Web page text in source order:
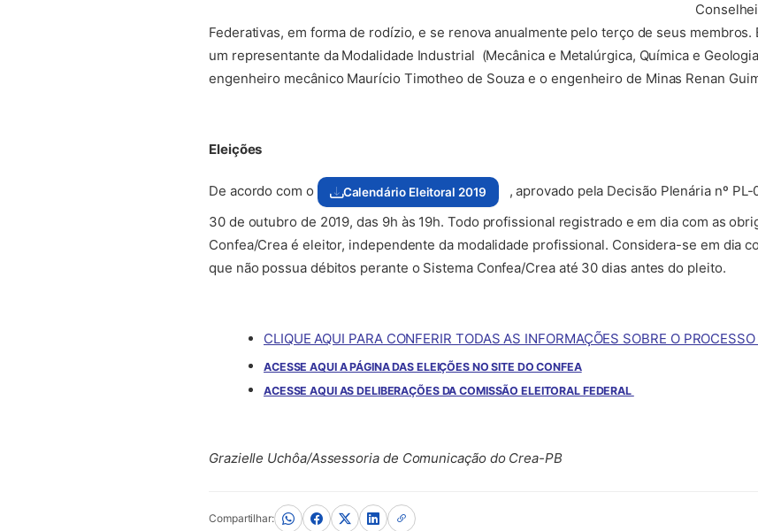
Federativas, em forma de rodízio, e se renova anualmente pelo terço de seus membros.
um representante da Modalidade Industrial (Mecânica e Metalúrgica, Química e
engenheiro mecânico Maurício Timotheo de Souza e o engenheiro de Minas Renan
Eleições
De acordo com o Calendário Eleitoral 2019
(abre em nova aba)
, aprovado pela Decisão Plenária nº
30 de outubro de 2019, das 9h às 19h. Todo profissional registrado e em dia com as
Confea/Crea é eleitor, independente da modalidade profissional. Considera-se em dia
que não possua débitos perante o Sistema Confea/Crea até 30 dias antes do pleito.
CLIQUE AQUI PARA CONFERIR TODAS AS INFORMAÇÕES SOBRE O
ACESSE AQUI A PÁGINA DAS ELEIÇÕES NO SITE DO CONFEA(abre em nova aba)
ACESSE AQUI AS DELIBERAÇÕES DA COMISSÃO ELEITORAL FEDERAL
Grazielle Uchôa/Assessoria de Comunicação do Crea-PB
Compartilhar: